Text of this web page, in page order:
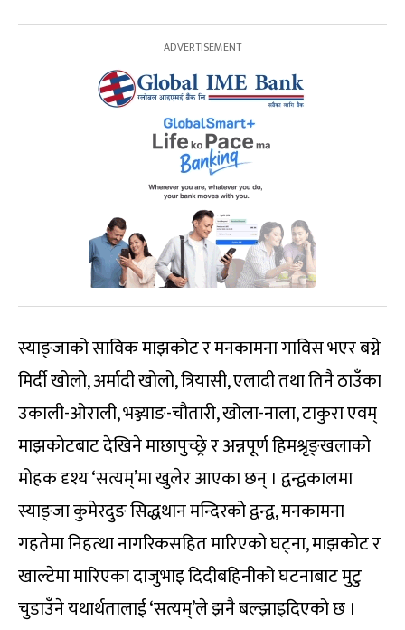
स्याङ्जाको साविक माझकोट र मनकामना गाविस भएर बग्ने
मिर्दी खोलो, अर्मादी खोलो, त्रियासी, एलादी तथा तिनै ठाउँका
उकाली-ओराली, भञ्ज्याङ-चौतारी, खोला-नाला, टाकुरा एवम्
माझकोटबाट देखिने माछापुच्छ्रे र अन्नपूर्ण हिमश्रृङ्खलाको
मोहक दृश्य ‘सत्यम्’मा खुलेर आएका छन् । द्वन्द्वकालमा
स्याङ्जा कुमेरदुङ सिद्धथान मन्दिरको द्वन्द्व, मनकामना
गहतेमा निहत्था नागरिकसहित मारिएको घट्ना, माझकोट र
खाल्टेमा मारिएका दाजुभाइ दिदीबहिनीको घटनाबाट मुटु
चुडाउँने यथार्थतालाई ‘सत्यम्’ले झनै बल्झाइदिएको छ ।